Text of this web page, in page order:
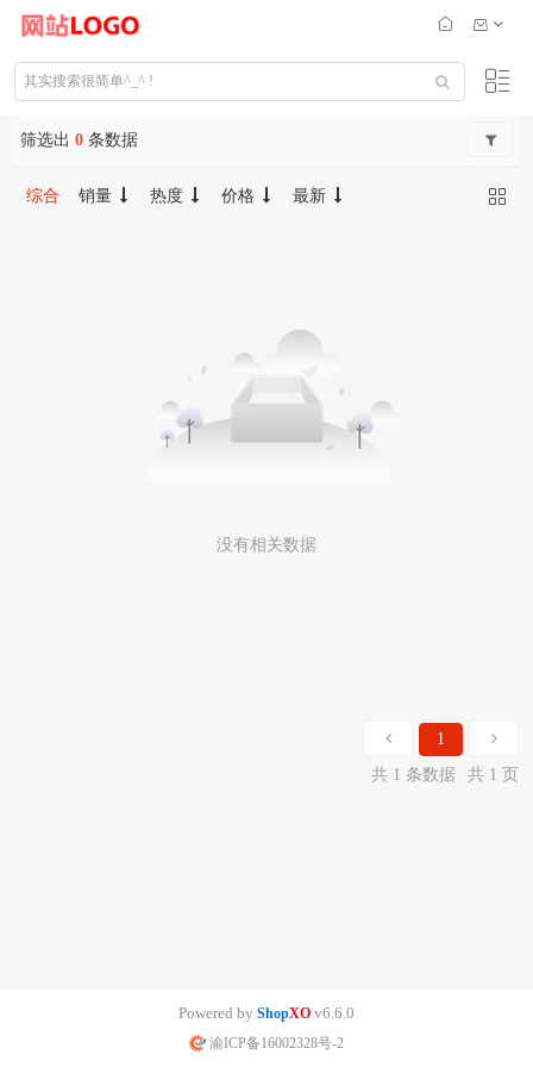
筛选出 0 条数据
综合 销量 热度 价格 最新
没有相关数据
1
共 1 条数据
共 1 页
Powered by ShopXO v6.6.0
渝ICP备16002328号-2